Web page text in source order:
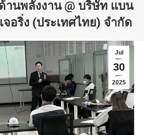
านพลังงาน @ บริษัท แบน
อริ่ง (ประเทศไทย) จำกัด
Jul
30
2025